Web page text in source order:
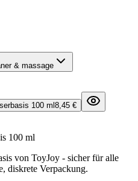
& massage
100 ml 8,45 €
100 ml
von ToyJoy - sicher für alle
diskrete Verpackung.